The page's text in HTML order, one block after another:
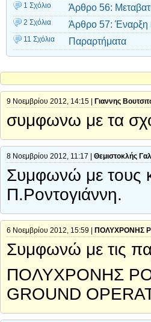
1 Σχόλιο Άρθρο 56:
2 Σχόλια Άρθρο 57: Έναρξη
11 Σχόλια Παραρτήματα
9 Νοεμβρίου 2012, 14:15 | Γιαννης
συμφωνω με τα
8 Νοεμβρίου 2012, 11:17 | Θεμιστοκλής
Συμφωνώ με τους
Π.Ροντογιάννη.
6 Νοεμβρίου 2012, 15:59 | ΠΟΛΥΧΡΟΝΗΣ
Συμφωνώ με τις
ΠΟΛΥΧΡΟΝΗΣ
GROUND